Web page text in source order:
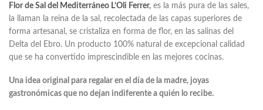
Flor de Sal del Mediterráneo L’Oli Ferrer, es la más pura de las sales,
la llaman la reina de la sal, recolectada de las capas superiores de
forma artesanal, se cristaliza en forma de flor, en las salinas del
Delta del Ebro. Un producto 100% natural de excepcional calidad
que se ha convertido imprescindible en las mejores cocinas.
Una idea original para regalar en el día de la madre, joyas
gastronómicas que no dejan indiferente a quién lo recibe.